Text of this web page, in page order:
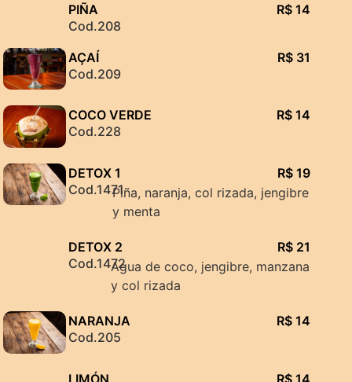
PIÑA
R$ 14
Cod.208
AÇAÍ
R$ 31
Cod.209
COCO VERDE
R$ 14
Cod.228
DETOX 1
R$ 19
Cod.1471Piña, naranja, col rizada, jengibre
y menta
DETOX 2
R$ 21
Cod.1472Agua de coco, jengibre, manzana
y col rizada
NARANJA
R$ 14
Cod.205
LIMÓN
R$ 14